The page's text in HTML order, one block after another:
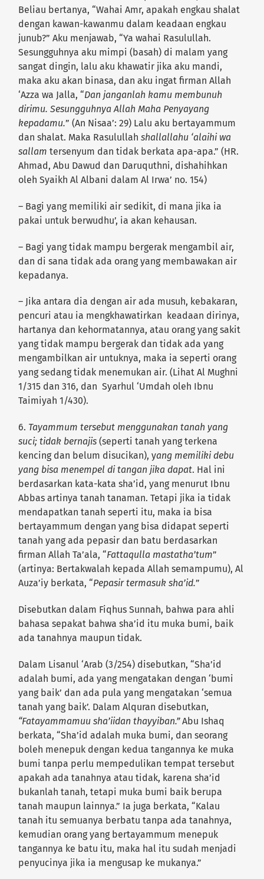
Beliau bertanya, “Wahai Amr, apakah engkau shalat
dengan kawan-kawanmu dalam keadaan engkau
junub?” Aku menjawab, “Ya wahai Rasulullah.
Sesungguhnya aku mimpi (basah) di malam yang
sangat dingin, lalu aku khawatir jika aku mandi,
maka aku akan binasa, dan aku ingat firman Allah
‘Azza wa Jalla, “Dan janganlah kamu membunuh
dirimu. Sesungguhnya Allah Maha Penyayang
kepadamu.” (An Nisaa’: 29) Lalu aku bertayammum
dan shalat. Maka Rasulullahshallallahu ‘alaihi wa
sallam tersenyum dan tidak berkata apa-apa.” (HR.
Ahmad, Abu Dawud dan Daruquthni, dishahihkan
oleh Syaikh Al Albani dalam Al Irwa’ no. 154)
– Bagi yang memiliki air sedikit, di mana jika ia
pakai untuk berwudhu’, ia akan kehausan.
– Bagi yang tidak mampu bergerak mengambil air,
dan di sana tidak ada orang yang membawakan air
kepadanya.
– Jika antara dia dengan air ada musuh, kebakaran,
pencuri atau ia mengkhawatirkan keadaan dirinya,
hartanya dan kehormatannya, atau orang yang sakit
yang tidak mampu bergerak dan tidak ada yang
mengambilkan air untuknya, maka ia seperti orang
yang sedang tidak menemukan air. (Lihat Al Mughni
1/315 dan 316, dan Syarhul ‘Umdah oleh Ibnu
Taimiyah 1/430).
6. Tayammum tersebut menggunakan tanah yang
suci; tidak bernajis (seperti tanah yang terkena
kencing dan belum disucikan), yang memiliki debu
yang bisa menempel di tangan jika dapat. Hal ini
berdasarkan kata-kata sha’id, yang menurut Ibnu
Abbas artinya tanah tanaman. Tetapi jika ia tidak
mendapatkan tanah seperti itu, maka ia bisa
bertayammum dengan yang bisa didapat seperti
tanah yang ada pepasir dan batu berdasarkan
firman Allah Ta’ala, “Fattaqulla mastatha’tum”
(artinya: Bertakwalah kepada Allah semampumu), Al
Auza’iy berkata, “Pepasir termasuk sha’id.”
Disebutkan dalam Fiqhus Sunnah, bahwa para ahli
bahasa sepakat bahwa sha’id itu muka bumi, baik
ada tanahnya maupun tidak.
Dalam Lisanul ‘Arab (3/254) disebutkan, “Sha’id
adalah bumi, ada yang mengatakan dengan ‘bumi
yang baik’ dan ada pula yang mengatakan ‘semua
tanah yang baik’. Dalam Alquran disebutkan,
“Fatayammamuu sha’iidan thayyiban.”Abu Ishaq
berkata, “Sha’id adalah muka bumi, dan seorang
boleh menepuk dengan kedua tangannya ke muka
bumi tanpa perlu mempedulikan tempat tersebut
apakah ada tanahnya atau tidak, karena sha’id
bukanlah tanah, tetapi muka bumi baik berupa
tanah maupun lainnya.” Ia juga berkata, “Kalau
tanah itu semuanya berbatu tanpa ada tanahnya,
kemudian orang yang bertayammum menepuk
tangannya ke batu itu, maka hal itu sudah menjadi
penyucinya jika ia mengusap ke mukanya.”